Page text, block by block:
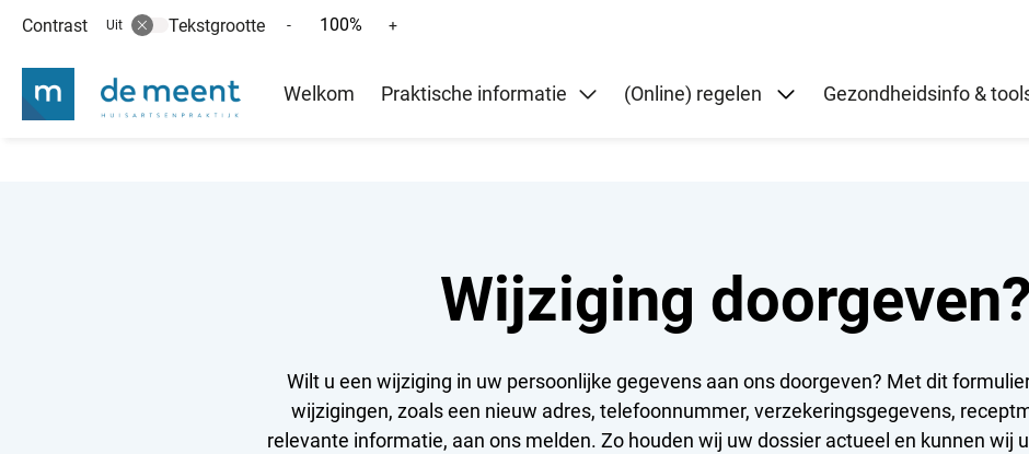
Contrast Uit Tekstgrootte
Tekst
10%
- 100%
Tekst
10%
+
Hoofd
Welkom Praktische informatie (Online) regelen Submenu: (Online) regelen
Gezondheidsinfo &
Wijziging doorgeven?
Wilt u een wijziging in uw persoonlijke gegevens aan ons doorgeven? Met dit
wijzigingen, zoals een nieuw adres, telefoonnummer, verzekeringsgegevens,
relevante informatie, aan ons melden. Zo houden wij uw dossier actueel en kunnen wij